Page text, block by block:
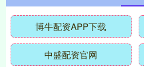
博牛配资APP下载
中盛配资官网